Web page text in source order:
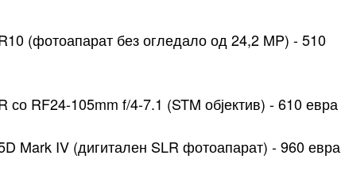
(фотоапарат без огледало од 24,2 MP) - 510
со RF24-105mm f/4-7.1 (STM објектив) - 610 евра
Mark IV (дигитален SLR фотоапарат) - 960 евра